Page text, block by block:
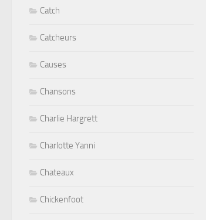
Catch
Catcheurs
Causes
Chansons
Charlie Hargrett
Charlotte Yanni
Chateaux
Chickenfoot